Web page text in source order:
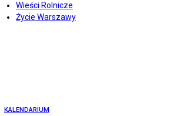
Wieści Rolnicze
Życie Warszawy
KALENDARIUM